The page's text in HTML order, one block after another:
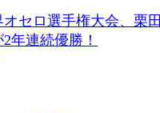
セロ選手権大会、栗田
年連続優勝！